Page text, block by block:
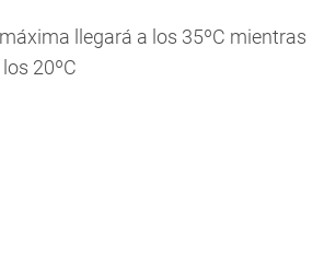
llegará a los 35ºC mientras
20ºC